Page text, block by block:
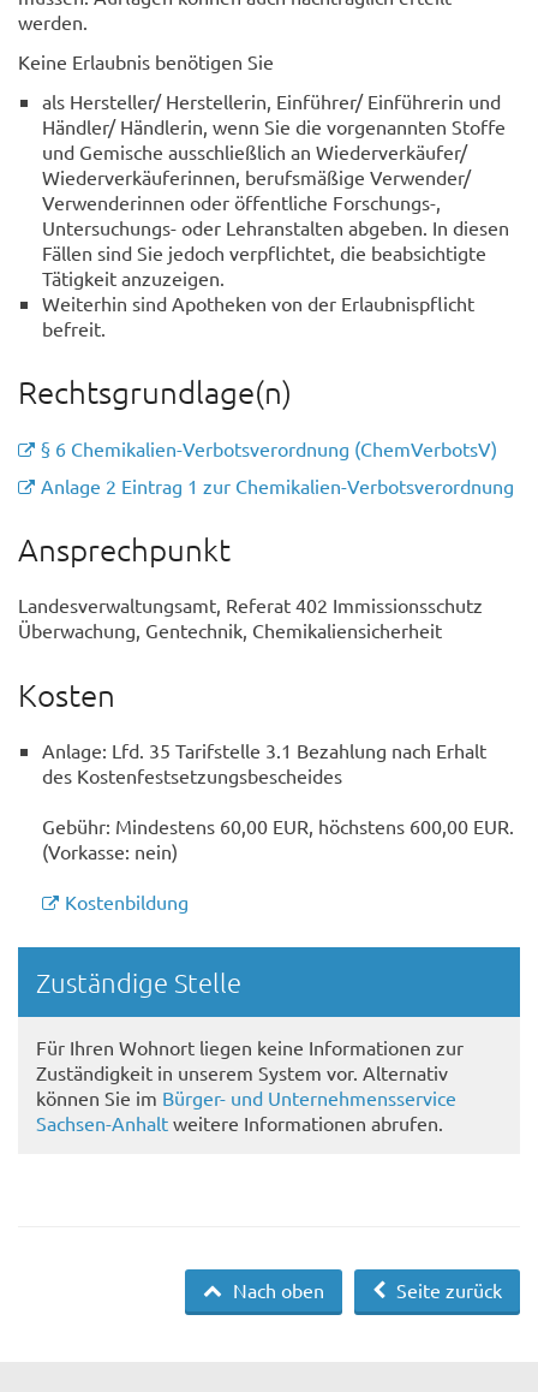
werden.
Keine Erlaubnis benötigen Sie
als Hersteller/ Herstellerin, Einführer/ Einführerin und
Händler/ Händlerin, wenn Sie die vorgenannten Stoffe
und Gemische ausschließlich an Wiederverkäufer/
Wiederverkäuferinnen, berufsmäßige Verwender/
Verwenderinnen oder öffentliche Forschungs-,
Untersuchungs- oder Lehranstalten abgeben. In diesen
Fällen sind Sie jedoch verpflichtet, die beabsichtigte
Tätigkeit anzuzeigen.
Weiterhin sind Apotheken von der Erlaubnispflicht
befreit.
Rechtsgrundlage(n)
§ 6 Chemikalien-Verbotsverordnung (ChemVerbotsV)
Anlage 2 Eintrag 1 zur Chemikalien-Verbotsverordnung
Ansprechpunkt
Landesverwaltungsamt, Referat 402 Immissionsschutz
Überwachung, Gentechnik, Chemikaliensicherheit
Kosten
Anlage: Lfd. 35 Tarifstelle 3.1 Bezahlung nach Erhalt
des Kostenfestsetzungsbescheides
Gebühr: Mindestens 60,00 EUR, höchstens 600,00 EUR.
(Vorkasse: nein)
Kostenbildung
Randspalte
Zuständige Stelle
Für Ihren Wohnort liegen keine Informationen zur
Zuständigkeit in unserem System vor. Alternativ
können Sie im Bürger- und Unternehmensservice
Sachsen-Anhalt weitere Informationen abrufen.
Seite zurück
Nach oben